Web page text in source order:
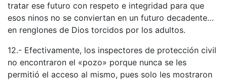
tratar ese futuro con respeto e integridad para que
esos ninos no se conviertan en un futuro decadente…
en renglones de Dios torcidos por los adultos.
12.- Efectivamente, los inspectores de protección civil
no encontraron el «pozo» porque nunca se les
permitió el acceso al mismo, pues solo les mostraron